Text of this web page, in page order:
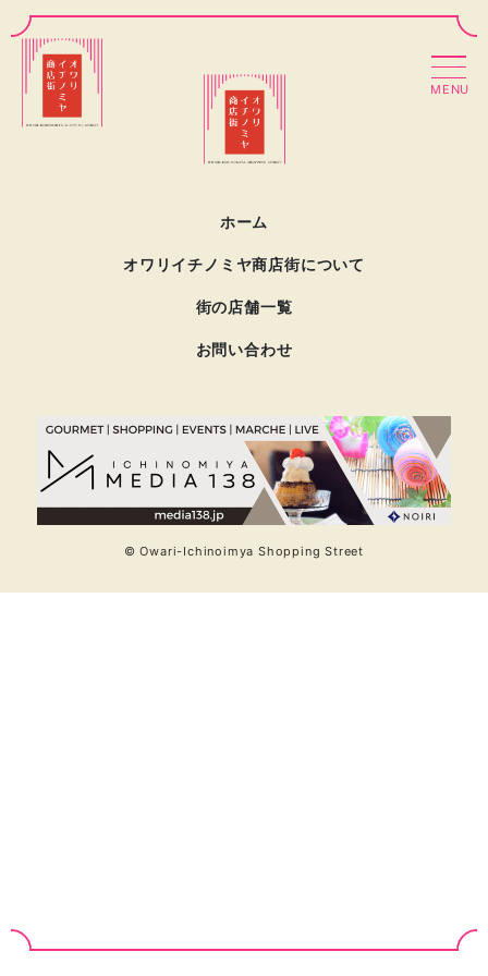
MENU
ホーム
オワリイチノミヤ商店街について
街の店舗一覧
お問い合わせ
© Owari-Ichinoimya Shopping Street